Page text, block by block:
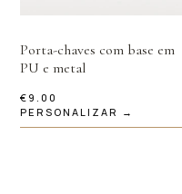
Porta-chaves com base em
PU e metal
€ 9.00
PERSONALIZAR →